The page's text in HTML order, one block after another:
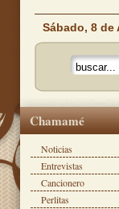
Sábado, 8 de
Chamamé
Noticias
Entrevistas
Cancionero
Perlitas